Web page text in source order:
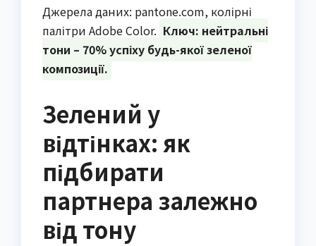
Джерела даних: pantone.com, колірні
палітри Adobe Color. Ключ: нейтральні
тони – 70% успіху будь-якої зеленої
композиції.
Зелений у
відтінках: як
підбирати
партнера залежно
від тону